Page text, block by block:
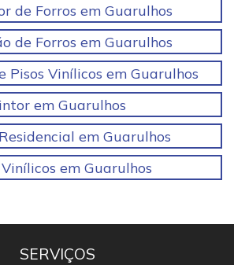
de Forros em Guarulhos
de Forros em Guarulhos
Pisos Vinílicos em Guarulhos
em Guarulhos
em Guarulhos
Vinílicos em Guarulhos
SERVIÇOS